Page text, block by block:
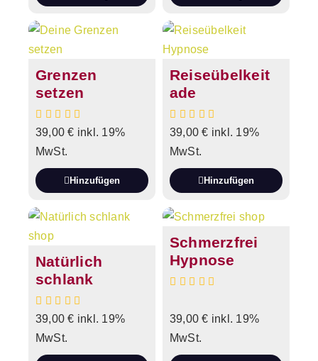
Grenzen
setzen
39,00€ inkl. 19%
MwSt.
Hinzufügen
Reiseübelkeit
ade
39,00€ inkl. 19%
MwSt.
Hinzufügen
Natürlich
schlank
39,00€ inkl. 19%
MwSt.
Schmerzfrei
Hypnose
39,00€ inkl. 19%
MwSt.